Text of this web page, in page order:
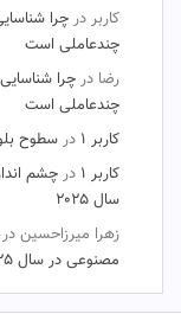
کاربر در چرا
چندعاملی است
رضا در چرا
چندعاملی است
کاربر ۱
در سطوح
کاربر ۱
در چشم‌
سال ۲۰۲۵
زهرا میرزاحسین در
مصنوعی در سال ۲۰۲۵